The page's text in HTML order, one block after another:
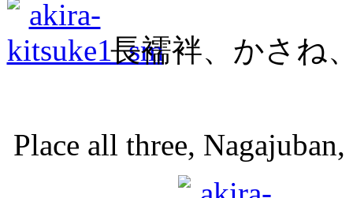
長襦袢、かさね
Place all three,